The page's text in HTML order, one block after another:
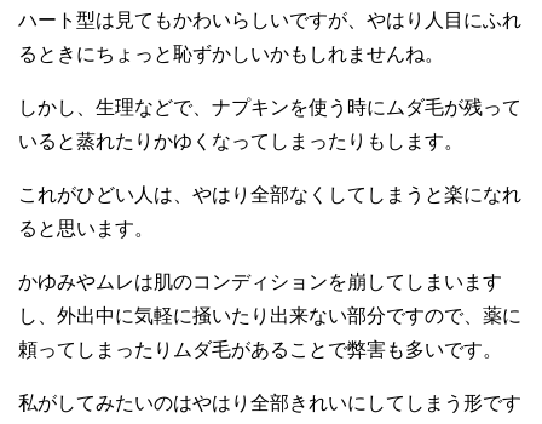
ハート型は見てもかわいらしいですが、やはり人目にふれ
るときにちょっと恥ずかしいかもしれませんね。
しかし、生理などで、ナプキンを使う時にムダ毛が残って
いると蒸れたりかゆくなってしまったりもします。
これがひどい人は、やはり全部なくしてしまうと楽になれ
ると思います。
かゆみやムレは肌のコンディションを崩してしまいます
し、外出中に気軽に掻いたり出来ない部分ですので、薬に
頼ってしまったりムダ毛があることで弊害も多いです。
私がしてみたいのはやはり全部きれいにしてしまう形です